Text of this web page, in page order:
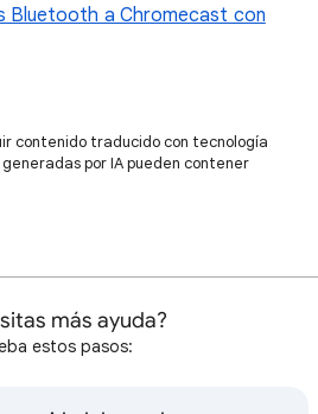
Bluetooth a Chromecast con
contenido traducido con tecnología
por IA pueden contener
más ayuda?
estos pasos: